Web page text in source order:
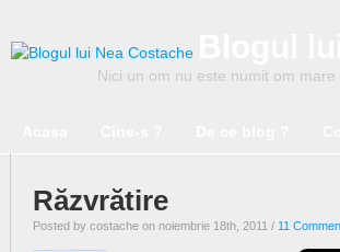
Nici un om nu este numit om
Răzvrătire
Posted by costache on noiembrie 18th, 2011 / 11